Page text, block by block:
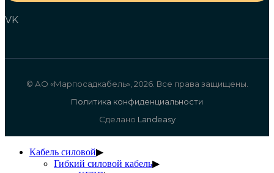
VK
© АО «Марпосадкабель», 2026. Все права защищены.
Политика конфиденциальности
Сделано Landeasy
Кабель силовой▶
Гибкий силовой кабель▶